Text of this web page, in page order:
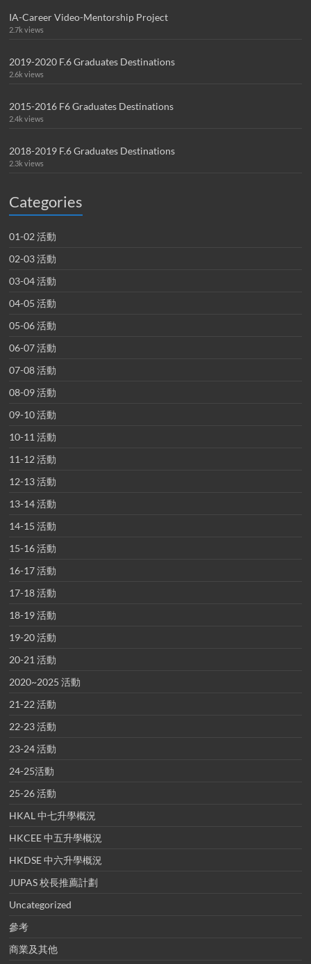
IA-Career Video-Mentorship Project
2.7k views
2019-2020 F.6 Graduates Destinations
2.6k views
2015-2016 F6 Graduates Destinations
2.4k views
2018-2019 F.6 Graduates Destinations
2.3k views
Categories
01-02 活動
02-03 活動
03-04 活動
04-05 活動
05-06 活動
06-07 活動
07-08 活動
08-09 活動
09-10 活動
10-11 活動
11-12 活動
12-13 活動
13-14 活動
14-15 活動
15-16 活動
16-17 活動
17-18 活動
18-19 活動
19-20 活動
20-21 活動
2020~2025 活動
21-22 活動
22-23 活動
23-24 活動
24-25活動
25-26 活動
HKAL 中七升學概況
HKCEE 中五升學概況
HKDSE 中六升學概況
JUPAS 校長推薦計劃
Uncategorized
參考
商業及其他